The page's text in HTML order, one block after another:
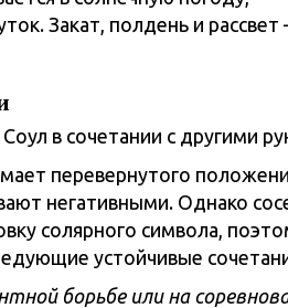
Закат, полдень и
перевернутого
негативными. Однако
солярного символа,
устойчивые
борьбе или на